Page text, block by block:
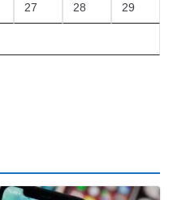
27 28 29